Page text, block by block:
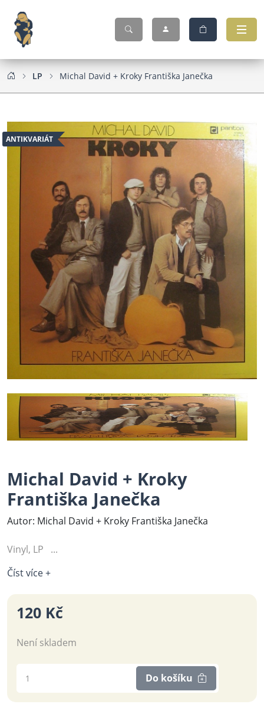
LP Michal David + Kroky Františka Janečka
ANTIKVARIÁT
Michal David + Kroky
Františka Janečka
Autor: Michal David + Kroky Františka Janečka
Vinyl, LP ...
Číst více +
120 Kč
Není skladem
Do košíku